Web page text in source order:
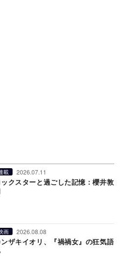
載 2026.07.11
ックスターと過ごした記憶：櫻井敦
画 2026.08.08
ンザキイオリ、『禍禍女』の狂気語